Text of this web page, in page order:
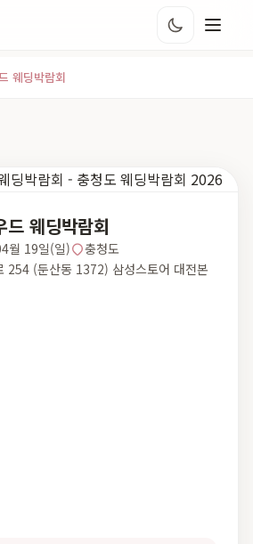
웨딩박람회
드 웨딩박람회
월 19일(일)
충청도
254 (둔산동 1372) 삼성스토어 대전본